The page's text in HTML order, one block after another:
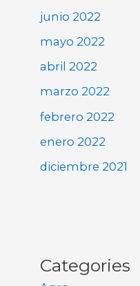
junio 2022
mayo 2022
abril 2022
marzo 2022
febrero 2022
enero 2022
diciembre 2021
Categories